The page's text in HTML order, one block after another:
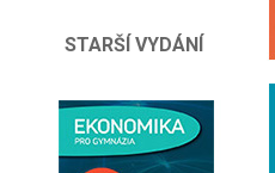
STARŠÍ VYDÁNÍ